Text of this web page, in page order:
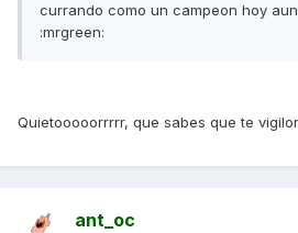
currando como un campeon hoy
:mrgreen:
Quietooooorrrrr, que sabes que te
ant_oc